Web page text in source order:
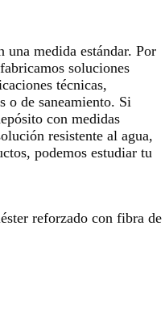
una medida estándar. Por
soluciones
técnicas,
o de saneamiento. Si
con medidas
resistente al agua,
podemos estudiar tu
reforzado con fibra de